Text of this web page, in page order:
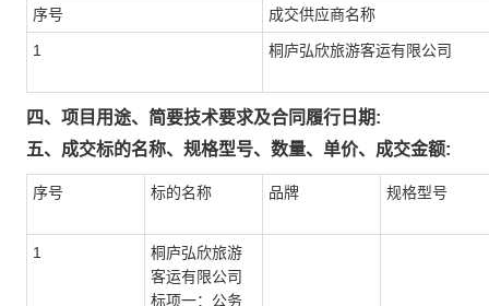
序号 成交供应商名称
1 桐庐弘欣旅游客运有限公司
四、项目用途、简要技术要求及合同履行日期:
五、成交标的名称、规格型号、数量、单价、成交金额:
序号 标的名称 品牌 规格型号
1
桐庐弘欣旅游
客运有限公司
标项一：公务